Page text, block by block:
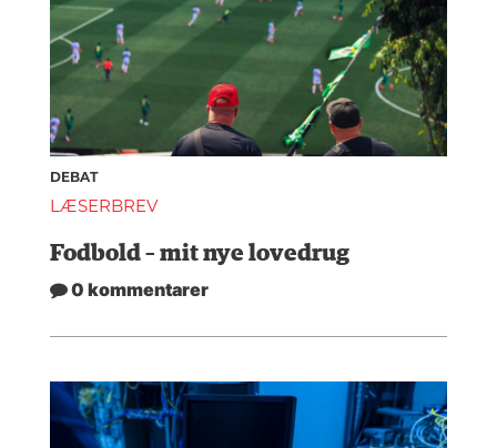
DEBAT
LÆSERBREV
Fodbold – mit nye lovedrug
0 kommentarer